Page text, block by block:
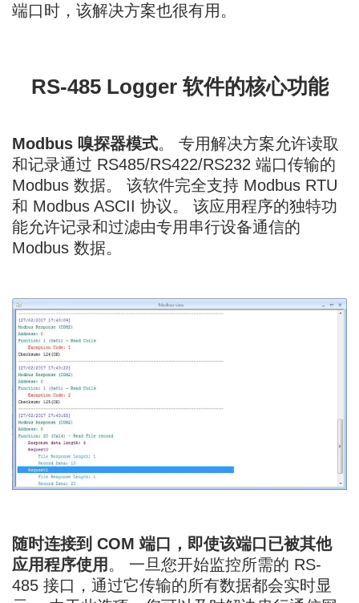
端口时，该解决方案也很有用。
RS-485 Logger 软件的核心功能
Modbus 嗅探器模式。 专用解决方案允许读取
和记录通过 RS485/RS422/RS232 端口传输的
Modbus 数据。 该软件完全支持 Modbus RTU
和 Modbus ASCII 协议。 该应用程序的独特功
能允许记录和过滤由专用串行设备通信的
Modbus 数据。
随时连接到 COM 端口，即使该端口已被其他
应用程序使用 。 一旦您开始监控所需的 RS-
485 接口，通过它传输的所有数据都会实时显